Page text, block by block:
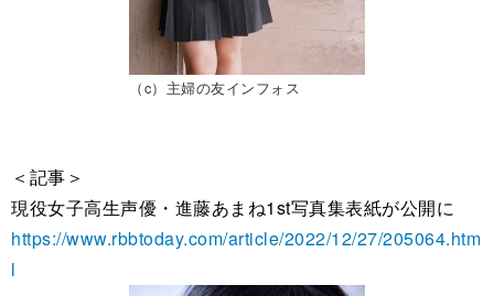
（c）主婦の友インフォス
＜記事＞
現役女子高生声優・進藤あまね1st写真集表紙が公開に
https://www.rbbtoday.com/article/2022/12/27/205064.htm
l